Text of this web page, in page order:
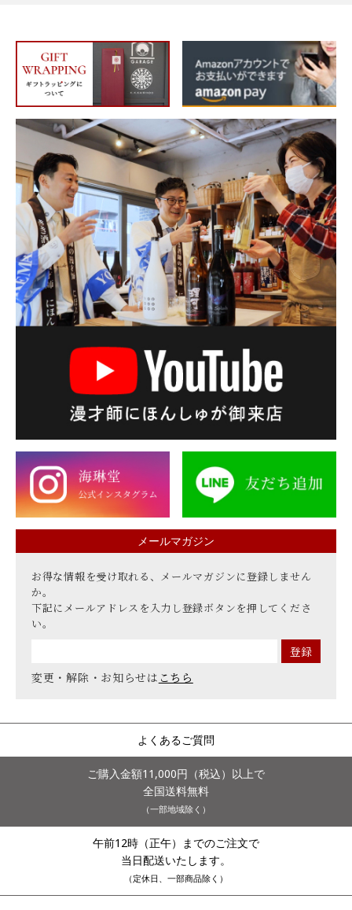
メールマガジン
お得な情報を受け取れる、メールマガジンに登録しません
か。
下記にメールアドレスを入力し登録ボタンを押してくださ
い。
変更・解除・お知らせは こちら
よくあるご質問
ご購入金額11,000円（税込）以上で
全国送料無料
（一部地域除く）
午前12時（正午）までのご注文で
当日配送いたします。
（定休日、一部商品除く）